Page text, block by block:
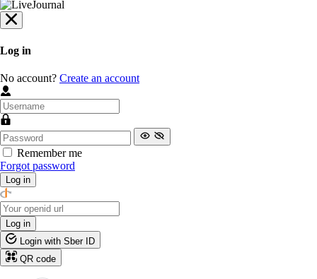
Log in
No account? Create an account
Remember me
Forgot password
Log in
Log in
Login with Sber ID
QR code